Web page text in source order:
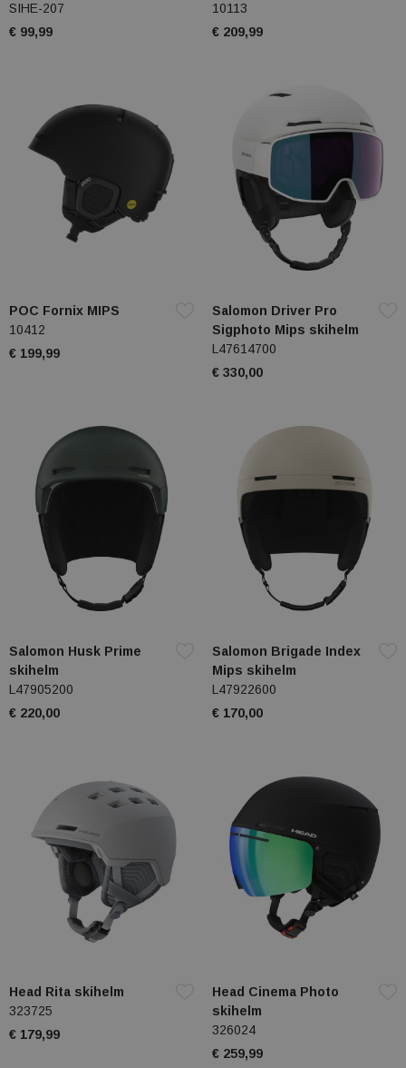
SIHE-207
€ 99,99
10113
€ 209,99
POC Fornix MIPS
10412
€ 199,99
Salomon Driver Pro
Sigphoto Mips skihelm
L47614700
€ 330,00
Salomon Husk Prime
skihelm
L47905200
€ 220,00
Salomon Brigade Index
Mips skihelm
L47922600
€ 170,00
Head Rita skihelm
323725
€ 179,99
Head Cinema Photo
skihelm
326024
€ 259,99